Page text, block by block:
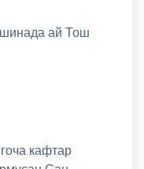
ай Тош
кафтар